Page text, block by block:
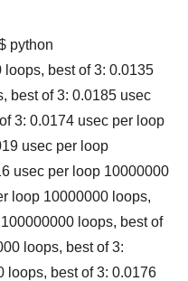
python
best of 3: 0.0135
best of 3: 0.0185 usec
3: 0.0174 usec per loop
usec per loop
usec per loop 10000000
loop 10000000 loops,
loops, best of
loops, best of 3:
loops, best of 3: 0.0176